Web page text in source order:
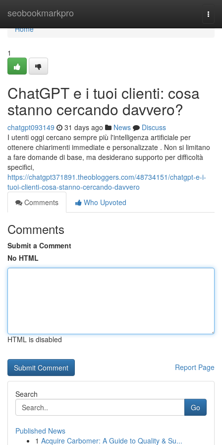
seobookmarkpro
Home
Home
1
ChatGPT e i tuoi clienti: cosa
stanno cercando davvero?
chatgpt093149 31 days ago News
Discuss
I utenti oggi cercano sempre più l'intelligenza artificiale per
ottenere chiarimenti immediate e personalizzate . Non si limitano
a fare domande di base, ma desiderano supporto per difficoltà
specifici,
https://chatgpt371891.theobloggers.com/48734151/chatgpt-e-i-
tuoi-clienti-cosa-stanno-cercando-davvero
Comments
Who Upvoted
Comments
Submit a Comment
No HTML
HTML is disabled
Report Page
Search
Go
Published News
1 Acquire Carbomer: A Guide to Quality & Su...